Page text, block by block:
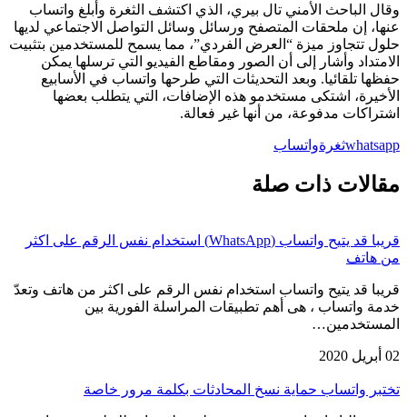
وقال الباحث الأمني ​​تال بيري، الذي اكتشف الثغرة وأبلغ واتساب
عنها، إن ملحقات المتصفح ورسائل وسائل التواصل الاجتماعي لديها
حلول تتجاوز ميزة “العرض الفردي”، مما يسمح للمستخدمين بتثبيت
الامتداد وأشار إلى أن الصور ومقاطع الفيديو التي ترسلها يمكن
حفظها تلقائيا. وبعد التحديثات التي طرحها واتساب في الأسابيع
الأخيرة، اشتكى مستخدمو هذه الإضافات، التي يتطلب بعضها
اشتراكات مدفوعة، من أنها غير فعالة.
whatsappثغرةواتساب
مقالات ذات صلة
قريبا قد يتيح واتساب (WhatsApp) استخدام نفس الرقم على اكثر
من هاتف
قريبا قد يتيح واتساب استخدام نفس الرقم على اكثر من هاتف وتعدّ
خدمة واتساب ، هى أهم تطبيقات المراسلة الفورية بين
المستخدمين…
02 أبريل 2020
تختبر واتساب حماية نسخ المحادثات بكلمة مرور خاصة